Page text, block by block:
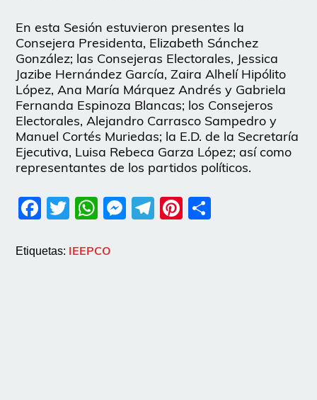
En esta Sesión estuvieron presentes la
Consejera Presidenta, Elizabeth Sánchez
González; las Consejeras Electorales, Jessica
Jazibe Hernández García, Zaira Alhelí Hipólito
López, Ana María Márquez Andrés y Gabriela
Fernanda Espinoza Blancas; los Consejeros
Electorales, Alejandro Carrasco Sampedro y
Manuel Cortés Muriedas; la E.D. de la Secretaría
Ejecutiva, Luisa Rebeca Garza López; así como
representantes de los partidos políticos.
Facebook
Twitter
WhatsApp
Messenger
Telegram
Pinterest
Etiquetas: IEEPCO